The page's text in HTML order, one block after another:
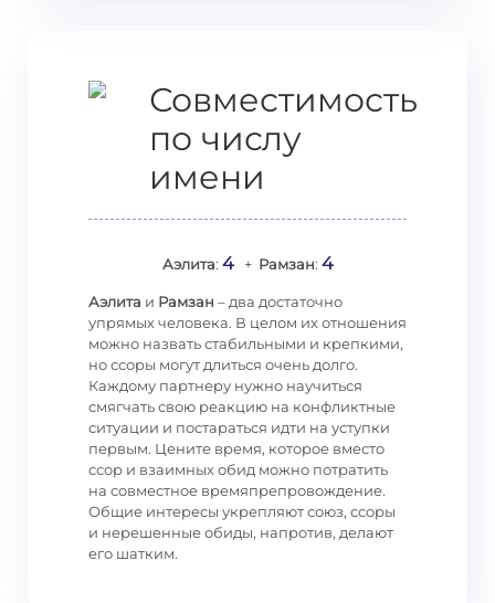
Совместимость
по числу
имени
Аэлита: 4+ Рамзан: 4
Аэлита и Рамзан – два достаточно
упрямых человека. В целом их отношения
можно назвать стабильными и крепкими,
но ссоры могут длиться очень долго.
Каждому партнеру нужно научиться
смягчать свою реакцию на конфликтные
ситуации и постараться идти на уступки
первым. Цените время, которое вместо
ссор и взаимных обид можно потратить
на совместное времяпрепровождение.
Общие интересы укрепляют союз, ссоры
и нерешенные обиды, напротив, делают
его шатким.